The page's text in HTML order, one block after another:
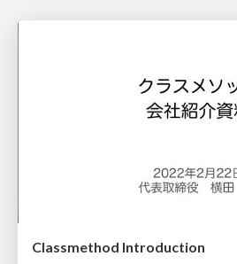
Classmethod Introduction